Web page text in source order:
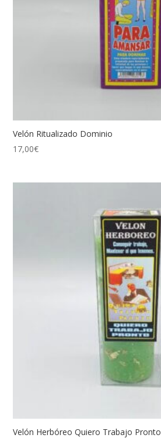
Velón Ritualizado Dominio
17,00€
Velón Herbóreo Quiero Trabajo Pronto